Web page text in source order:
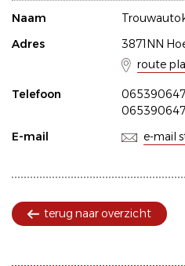
Naam
Adres
3871NN
route
Telefoon
E-mail
e-mail
terug naar overzicht